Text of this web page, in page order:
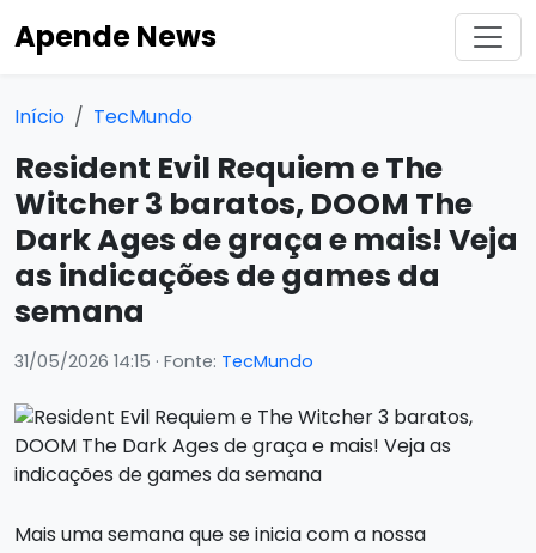
Apende News
Início TecMundo
Resident Evil Requiem e The
Witcher 3 baratos, DOOM The
Dark Ages de graça e mais! Veja
as indicações de games da
semana
31/05/2026 14:15 · Fonte: TecMundo
Mais uma semana que se inicia com a nossa